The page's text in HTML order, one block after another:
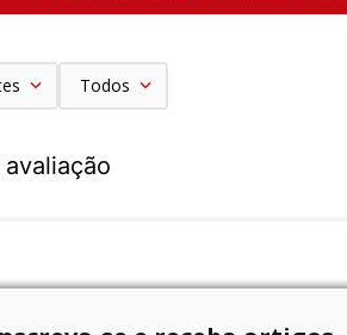
Todos